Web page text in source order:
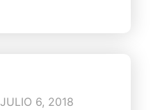
JULIO 6, 2018